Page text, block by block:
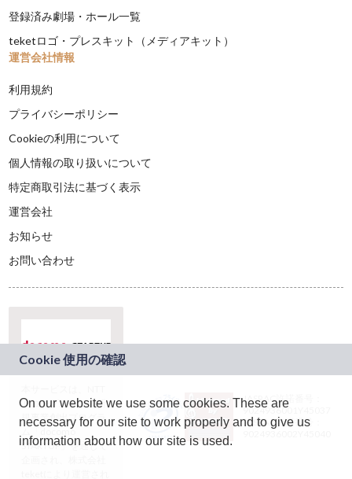
登録済み劇場・ホール一覧
teketロゴ・プレスキット（メディアキット）
運営会社情報
利用規約
プライバシーポリシー
Cookieの利用について
個人情報の取り扱いについて
特定商取引法に基づく表示
運営会社
お知らせ
お問い合わせ
ドコモグループの新
規事業創出プログラ
ム「docomo
STARTUP」を通じて
JASRAC許諾番号：
9024936001Y45037
JASRAC許諾番号：
On our website we use some cookies. These are
necessary for our site to work properly and to give us
information about how our site is used.